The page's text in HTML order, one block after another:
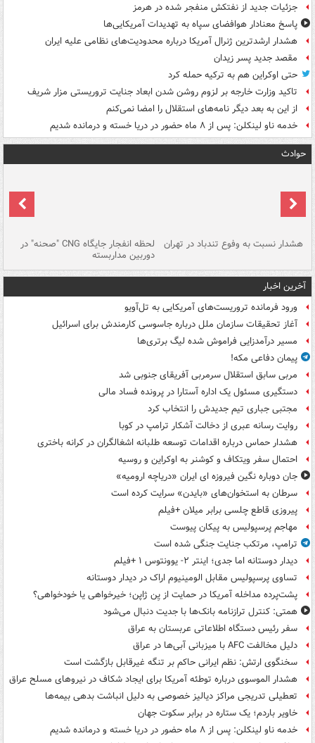
جزئیات جدید از نفتکش منفجر شده در هرمز
پاسخ معنادار هوافضای سپاه به تهدیدات آمریکایی‌ها
هشدار ارشدترین ژنرال آمریکا درباره محدودیت‌های نظامی علیه ایران
مقصد جدید پسر زیدان
حتی اوکراین هم به ترکیه حمله کرد
تاکید وزارت خارجه بر لزوم روشن شدن ابعاد جنایت تروریستی مزار شریف
از این به بعد دیگر نامه‌های استقلال را امضا نمی‌کنم
خدمه ناو لینکلن: پس از ۸ ماه حضور در دریا خسته و درمانده‌ شدیم
حوادث
هشدار نسبت به وفوع تندباد در تهران لحظه انفجار جایگاه CNG "صحنه" در
دوربین مداربسته
آخرین اخبار
ورود فرمانده تروریست‌های آمریکایی به تل‌آویو
آغاز تحقیقات سازمان ملل درباره جاسوسی کارمندش برای اسرائیل
مسیر درآمدزایی فراموش شده لیگ برتری‌ها
پیمان دفاعی مکه!
مربی سابق استقلال سرمربی آفریقای جنوبی شد
دستگیری مسئول یک اداره آستارا در پرونده فساد مالی
مجتبی جباری تیم جدیدش را انتخاب کرد
روایت رسانه عبری از دخالت آشکار ترامپ در کوبا
هشدار حماس درباره اقدامات توسعه طلبانه اشغالگران در کرانه باختری
احتمال سفر ویتکاف و کوشنر به اوکراین و روسیه
جان دوباره نگین فیروزه ای ایران «دریاچه ارومیه»
سرطان به استخوان‌های «بایدن» سرایت کرده است
پیروزی قاطع چلسی برابر میلان +فیلم
مهاجم پرسپولیس به پیکان پیوست
ترامپ، مرتکب جنایت جنگی شده است
دیدار دوستانه اما جدی؛ اینتر ۲- یوونتوس ۱ +فیلم
تساوی پرسپولیس مقابل الومینیوم اراک در دیدار دوستانه
پشت‌پرده مداخله آمریکا در حمایت از یِن ژاپن؛ خیرخواهی یا خودخواهی؟
همتی: کنترل ترازنامه بانک‌ها با جدیت دنبال می‌شود
سفر رئیس دستگاه اطلاعاتی عربستان به عراق
دلیل مخالفت AFC با میزبانی آبی‌ها در عراق
سخنگوی ارتش: نظم ایرانی حاکم بر تنگه غیرقابل بازگشت است
هشدار الموسوی درباره توطئه آمریکا برای ایجاد شکاف در نیروهای مسلح عراق
تعطیلی تدریجی مراکز دیالیز خصوصی به دلیل انباشت بدهی بیمه‌ها
خاویر باردم؛ یک ستاره در برابر سکوت جهان
خدمه ناو لینکلن: پس از ۸ ماه حضور در دریا خسته و درمانده‌ شدیم